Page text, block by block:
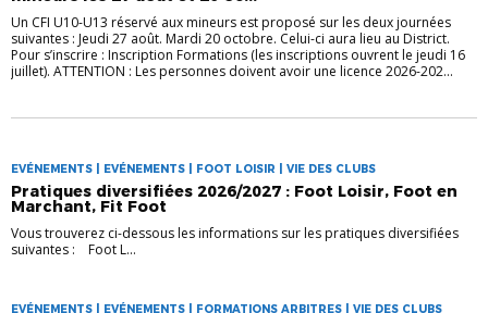
Un CFI U10-U13 réservé aux mineurs est proposé sur les deux journées
suivantes : Jeudi 27 août. Mardi 20 octobre. Celui-ci aura lieu au District.
Pour s’inscrire : Inscription Formations (les inscriptions ouvrent le jeudi 16
juillet). ATTENTION : Les personnes doivent avoir une licence 2026-202...
EVÉNEMENTS | EVÉNEMENTS | FOOT LOISIR | VIE DES CLUBS
Pratiques diversifiées 2026/2027 : Foot Loisir, Foot en
Marchant, Fit Foot
Vous trouverez ci-dessous les informations sur les pratiques diversifiées
suivantes : Foot L...
EVÉNEMENTS | EVÉNEMENTS | FORMATIONS ARBITRES | VIE DES CLUBS